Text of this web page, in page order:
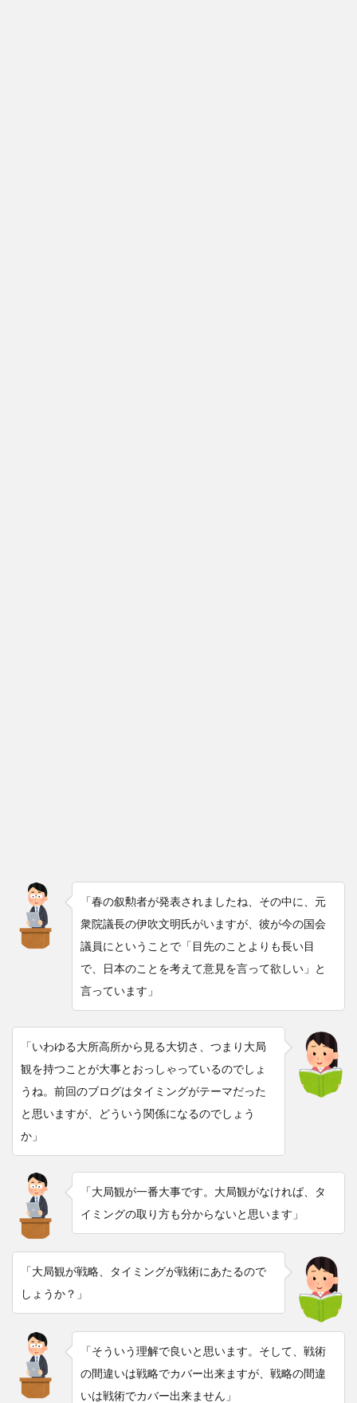
「春の叙勲者が発表されましたね、その中に、元
衆院議長の伊吹文明氏がいますが、彼が今の国会
議員にということで「目先のことよりも長い目
で、日本のことを考えて意見を言って欲しい」と
言っています」
「いわゆる大所高所から見る大切さ、つまり大局
観を持つことが大事とおっしゃっているのでしょ
うね。前回のブログはタイミングがテーマだった
と思いますが、どういう関係になるのでしょう
か」
「大局観が一番大事です。大局観がなければ、タ
イミングの取り方も分からないと思います」
「大局観が戦略、タイミングが戦術にあたるので
しょうか？」
「そういう理解で良いと思います。そして、戦術
の間違いは戦略でカバー出来ますが、戦略の間違
いは戦術でカバー出来ません」